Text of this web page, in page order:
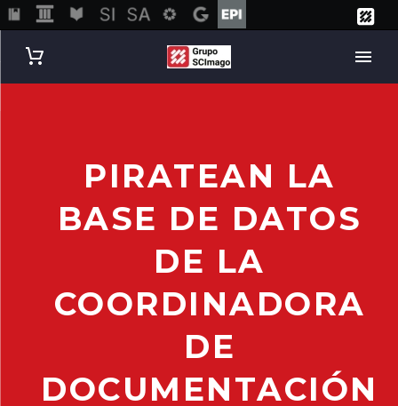
PIRATEAN LA
BASE DE DATOS
DE LA
COORDINADORA
DE
DOCUMENTACIÓN